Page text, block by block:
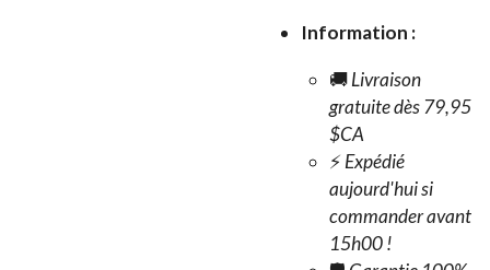
Information :
🚚Livraison
gratuite dès 79,95
$CA
⚡Expédié
aujourd'hui si
commander avant
15h00 !